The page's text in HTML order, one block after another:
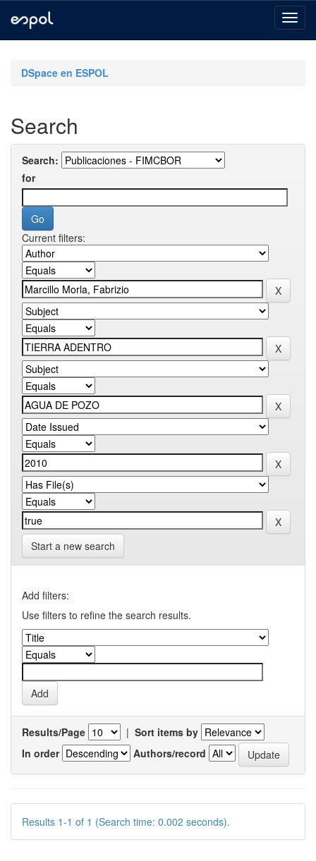
navigationDSpace en ESPOL
Search
Search:
for
Current filters:
Start a new search
Add filters:
Use filters to refine the search results.
Results/Page | Sort items by
In order
Authors/record
Results 1-1 of 1 (Search time: 0.002 seconds).